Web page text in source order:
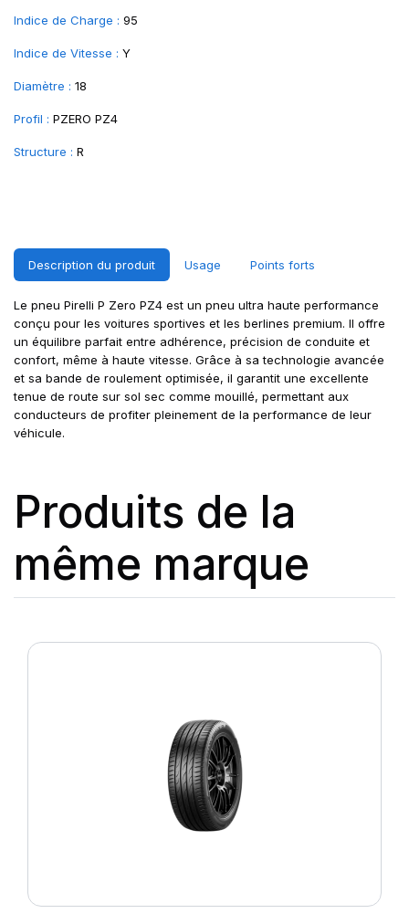
Indice de Charge : 95
Indice de Vitesse : Y
Diamètre : 18
Profil : PZERO PZ4
Structure : R
Description du produit Usage Points forts
Le pneu Pirelli P Zero PZ4 est un pneu ultra haute performance
conçu pour les voitures sportives et les berlines premium. Il offre
un équilibre parfait entre adhérence, précision de conduite et
confort, même à haute vitesse. Grâce à sa technologie avancée
et sa bande de roulement optimisée, il garantit une excellente
tenue de route sur sol sec comme mouillé, permettant aux
conducteurs de profiter pleinement de la performance de leur
véhicule.
Produits de la
même marque